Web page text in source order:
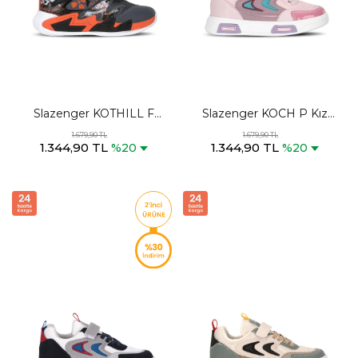
Slazenger KOTHILL F
Unisex Çocuk Cırt Cırtlı
Koyu Gri / Turuncu Günlük
1.679,90 TL
1.344,90 TL %20
Slazenger KOCH P Kız
Çocuk Cırt Cırtlı Mor /
Pembe Günlük Spor
1.679,90 TL
1.344,90 TL %20